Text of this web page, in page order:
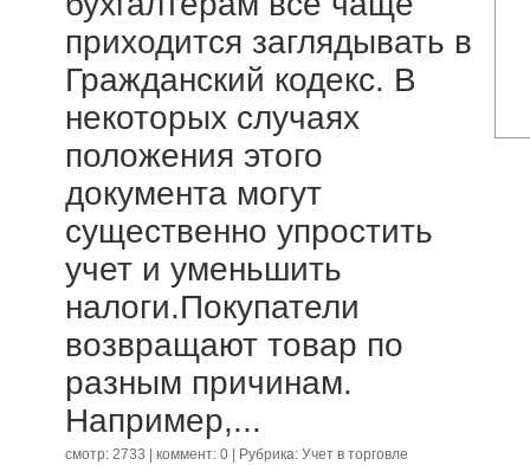
приходится заглядывать в
Гражданский кодекс. В
некоторых случаях
положения этого
документа могут
существенно упростить
учет и уменьшить
налоги.Покупатели
возвращают товар по
разным причинам.
Например,...
смотр: 2733 | коммент: 0 | Рубрика: Учет в торговле